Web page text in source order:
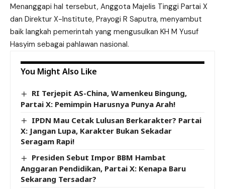
Menanggapi hal tersebut, Anggota Majelis Tinggi Partai X
dan Direktur X-Institute, Prayogi R Saputra, menyambut
baik langkah pemerintah yang mengusulkan KH M Yusuf
Hasyim sebagai pahlawan nasional.
You Might Also Like
RI Terjepit AS-China, Wamenkeu Bingung,
Partai X: Pemimpin Harusnya Punya Arah!
IPDN Mau Cetak Lulusan Berkarakter? Partai
X: Jangan Lupa, Karakter Bukan Sekadar
Seragam Rapi!
Presiden Sebut Impor BBM Hambat
Anggaran Pendidikan, Partai X: Kenapa Baru
Sekarang Tersadar?